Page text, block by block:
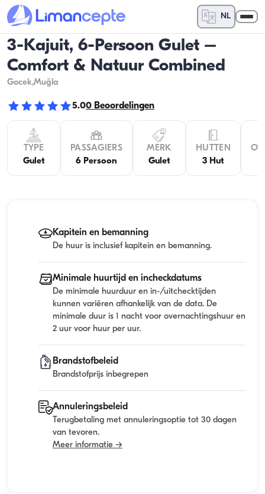
NL
3-Kajuit, 6-Persoon Gulet –
Comfort & Natuur Combined
Gocek,Muğla
5.00 Beoordelingen
TYPE
Gulet
PASSAGIERS
6 Persoon
MERK
Gulet
HUTTEN
3 Hut
Kapitein en bemanning
De huur is inclusief kapitein en bemanning.
Minimale huurtijd en incheckdatums
De minimale huurduur en in-/uitchecktijden
kunnen variëren afhankelijk van de data. De
minimale duur is 1 nacht voor overnachtingshuur en
2 uur voor huur per uur.
Brandstofbeleid
Brandstofprijs inbegrepen
Annuleringsbeleid
Terugbetaling met annuleringsoptie tot 30 dagen
van tevoren.
Meer informatie →